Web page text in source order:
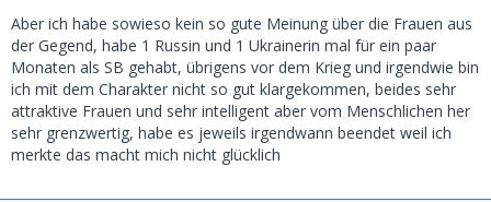
Aber ich habe sowieso kein so gute Meinung über die Frauen aus
der Gegend, habe 1 Russin und 1 Ukrainerin mal für ein paar
Monaten als SB gehabt, übrigens vor dem Krieg und irgendwie bin
ich mit dem Charakter nicht so gut klargekommen, beides sehr
attraktive Frauen und sehr intelligent aber vom Menschlichen her
sehr grenzwertig, habe es jeweils irgendwann beendet weil ich
merkte das macht mich nicht glücklich